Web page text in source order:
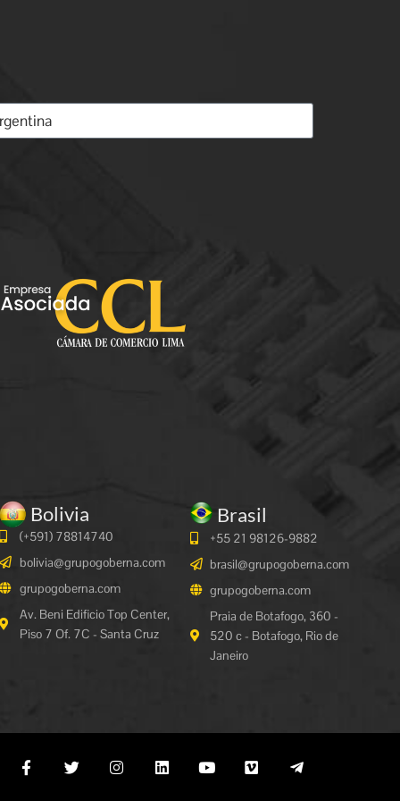
Bolivia
(+591) 78814740
bolivia@grupogoberna.com
grupogoberna.com
Av. Beni Edificio Top Center,
Piso 7 Of. 7C - Santa Cruz
Brasil
+55 21 98126-9882
brasil@grupogoberna.com
grupogoberna.com
Praia de Botafogo, 360 -
520 c - Botafogo, Rio de
Janeiro